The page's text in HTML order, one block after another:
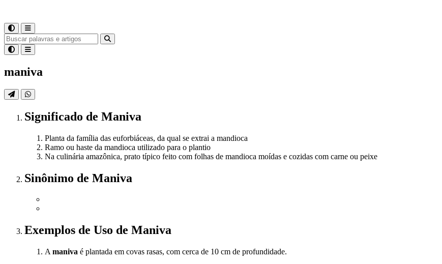
maniva
Significado de Maniva
Planta da família das euforbiáceas, da qual se extrai a mandioca
Ramo ou haste da mandioca utilizado para o plantio
Na culinária amazônica, prato típico feito com folhas de mandioca moídas e cozidas com carne ou peixe
Sinônimo de Maniva
Exemplos de Uso de Maniva
A maniva é plantada em covas rasas, com cerca de 10 cm de profundidade.